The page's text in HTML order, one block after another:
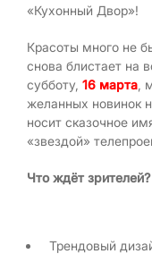
«Кухонный Двор»!
Красоты много не
снова блистает на
субботу, 16 марта ,
желанных новинок
носит сказочное
«звездой»
Что ждёт зрителей?
Трендовый